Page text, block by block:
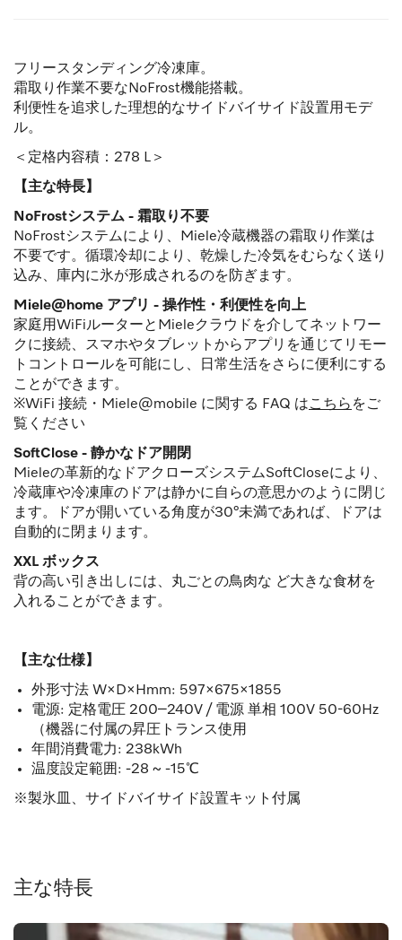
フリースタンディング冷凍庫。
霜取り作業不要なNoFrost機能搭載。
利便性を追求した理想的なサイドバイサイド設置用モデ
ル。
＜定格内容積：278 L＞
【主な特長】
NoFrostシステム - 霜取り不要
NoFrostシステムにより、Miele冷蔵機器の霜取り作業は
不要です。循環冷却により、乾燥した冷気をむらなく送り
込み、庫内に氷が形成されるのを防ぎます。
Miele@home アプリ - 操作性・利便性を向上
家庭用WiFiルーターとMieleクラウドを介してネットワー
クに接続、スマホやタブレットからアプリを通じてリモー
トコントロールを可能にし、日常生活をさらに便利にする
ことができます。
※WiFi 接続・Miele@mobile に関する FAQ はこちら をご
覧ください
SoftClose - 静かなドア開閉
Mieleの革新的なドアクローズシステムSoftCloseにより、
冷蔵庫や冷凍庫のドアは静かに自らの意思かのように閉じ
ます。ドアが開いている角度が30°未満であれば、ドアは
自動的に閉まります。
XXL ボックス
背の高い引き出しには、丸ごとの鳥肉な ど大きな食材を
入れることができます。
【主な仕様】
外形寸法 W×D×Hmm: 597×675×1855
電源: 定格電圧 200–240V / 電源 単相 100V 50-60Hz
（機器に付属の昇圧トランス使用
年間消費電力: 238kWh
温度設定範囲: -28 ~ -15℃
※製氷皿、サイドバイサイド設置キット付属
主な特長